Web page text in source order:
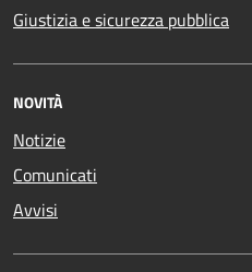
Giustizia e sicurezza pubblica
NOVITÀ
Notizie
Comunicati
Avvisi